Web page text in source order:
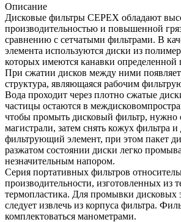
Описание
Дисковые фильтры CEPEX обладают
производительностью и повышенной
сравнению с сетчатыми фильтрами. В
элемента используются диски из
которых имеются канавки
При сжатии дисков между ними
структура, являющаяся рабочим
Вода проходит через плотно сжатые
частицы остаются в
чтобы промыть дисковый фильтр, нужно
магистрали, затем снять кожух фильтра и
фильтрующий элемент, при этом пакет
разжатом состоянии диски легко
незначительным напором.
Серия портативных фильтров
производительности, изготовленных из
термопластика. Для промывки дисковых
следует извлечь из корпуса фильтра.
комплектоваться манометрами.